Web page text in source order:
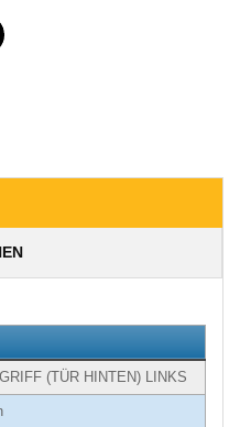
(TÜR HINTEN) LINKS